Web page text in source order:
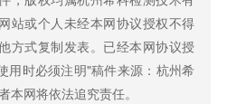
站或个人未经本网协议授权不得
方式复制发表。已经本网协议授
用时必须注明"稿件来源：杭州希
本网将依法追究责任。